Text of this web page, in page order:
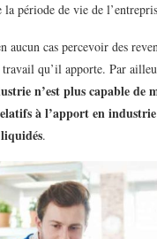
période de vie de
aucun cas percevoir des
qu’il apporte. Par
n’est plus capable de
à l’apport en
.